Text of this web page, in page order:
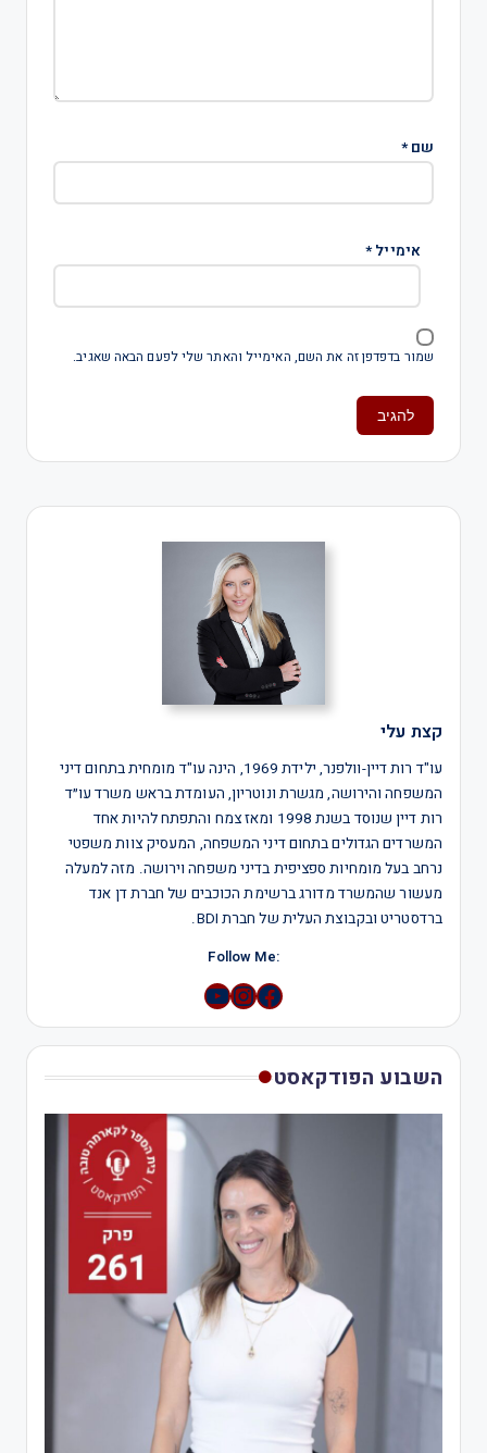
שם*
אימייל*
שמור בדפדפן זה את השם, האימייל והאתר שלי לפעם הבאה שאגיב.
קצת עלי
עו"ד רות דיין-וולפנר, ילידת 1969, הינה עו"ד מומחית בתחום דיני
המשפחה והירושה, מגשרת ונוטריון, העומדת בראש משרד עו״ד
רות דיין שנוסד בשנת 1998 ומאז צמח והתפתח להיות אחד
המשרדים הגדולים בתחום דיני המשפחה, המעסיק צוות משפטי
נרחב בעל מומחיות ספציפית בדיני משפחה וירושה. מזה למעלה
מעשור שהמשרד מדורג ברשימת הכוכבים של חברת דן אנד
ברדסטריט ובקבוצת העלית של חברת BDI.
:Follow Me
Instagram
YouTube
השבוע הפודקאסט